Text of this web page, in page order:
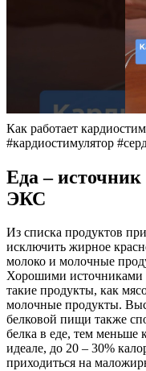
Как работает
#кардиостимулятор
Еда – источник
ЭКС
Из списка продуктов
исключить жирное
молоко и молочные
Хорошими источниками
такие продукты, как
молочные продукты.
белковой пищи также
белка в еде, тем меньше
идеале, до 20 – 30%
приходиться на